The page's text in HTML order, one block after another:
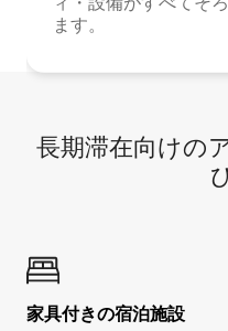
ます。
長期滞在向け⁠の
家具付き⁠の宿⁠泊⁠施⁠設